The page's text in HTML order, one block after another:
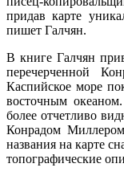
придав карте
пишет Галчян.
В книге Галчян
перечерченной
Каспийское море
восточным
более отчетливо
Конрадом
названия на карте
топографические